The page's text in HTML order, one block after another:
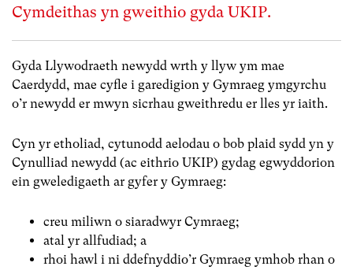
Cymdeithas yn gweithio gyda UKIP.
Gyda Llywodraeth newydd wrth y llyw ym mae
Caerdydd, mae cyfle i garedigion y Gymraeg ymgyrchu
o’r newydd er mwyn sicrhau gweithredu er lles yr iaith.
Cyn yr etholiad, cytunodd aelodau o bob plaid sydd yn y
Cynulliad newydd (ac eithrio UKIP) gydag egwyddorion
ein gweledigaeth ar gyfer y Gymraeg:
creu miliwn o siaradwyr Cymraeg;
atal yr allfudiad; a
rhoi hawl i ni ddefnyddio’r Gymraeg ymhob rhan o